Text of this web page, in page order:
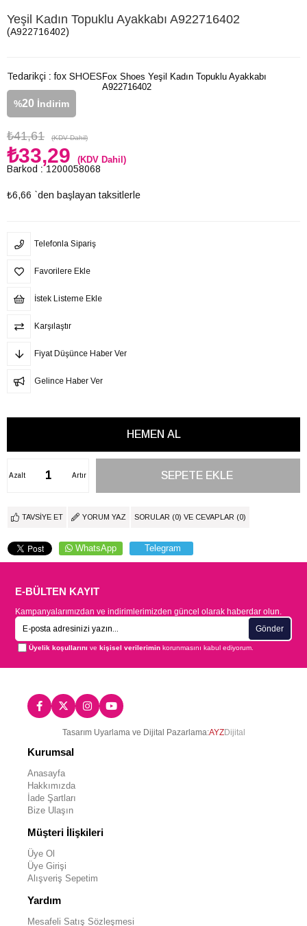
Yeşil Kadın Topuklu Ayakkabı A922716402
(A922716402)
Tedarikçi : fox SHOES
%20 İndirim
₺41,61 (KDV Dahil)
₺33,29 (KDV Dahil)
Barkod : 1200058068
₺6,66 `den başlayan taksitlerle
Fox Shoes Yeşil Kadın Topuklu Ayakkabı
A922716402
Telefonla Sipariş
Favorilere Ekle
İstek Listeme Ekle
Karşılaştır
Fiyat Düşünce Haber Ver
Gelince Haber Ver
Artır
Azalt
TAVSIYE ET YORUM YAZ SORULAR (0) VE CEVAPLAR (0)
WhatsApp Telegram
E-BÜLTEN KAYIT
Kampanyalarımızdan ve indirimlerimizden güncel olarak haberdar olun.
Gönder
Üyelik koşullarını vekişisel verilerimin korunmasını kabul ediyorum.
Tasarım Uyarlama ve Dijital Pazarlama:AYZDijital
Kurumsal
Anasayfa
Hakkımızda
İade Şartları
Bize Ulaşın
Müşteri İlişkileri
Üye Ol
Üye Girişi
Alışveriş Sepetim
Yardım
Mesafeli Satış Sözleşmesi